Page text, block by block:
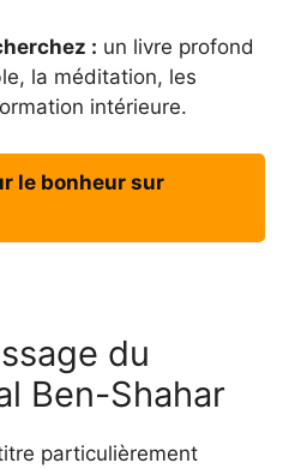
: un livre profond
la méditation, les
intérieure.
le bonheur sur
du
Ben-Shahar
particulièrement